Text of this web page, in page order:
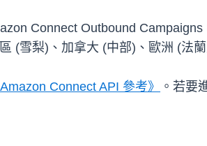
Connect Outbound Campaigns
(雪梨)、加拿大 (中部)、歐洲 (法
Amazon Connect API 參考》
。若要